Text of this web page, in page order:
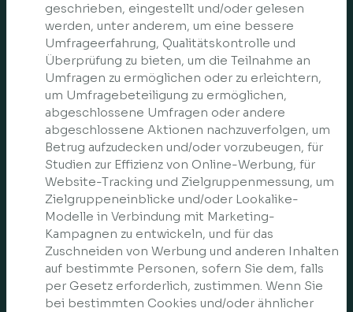
geschrieben, eingestellt und/oder gelesen
werden, unter anderem, um eine bessere
Umfrageerfahrung, Qualitätskontrolle und
Überprüfung zu bieten, um die Teilnahme an
Umfragen zu ermöglichen oder zu erleichtern,
um Umfragebeteiligung zu ermöglichen,
abgeschlossene Umfragen oder andere
abgeschlossene Aktionen nachzuverfolgen, um
Betrug aufzudecken und/oder vorzubeugen, für
Studien zur Effizienz von Online-Werbung, für
Website-Tracking und Zielgruppenmessung, um
Zielgruppeneinblicke und/oder Lookalike-
Modelle in Verbindung mit Marketing-
Kampagnen zu entwickeln, und für das
Zuschneiden von Werbung und anderen Inhalten
auf bestimmte Personen, sofern Sie dem, falls
per Gesetz erforderlich, zustimmen. Wenn Sie
bei bestimmten Cookies und/oder ähnlicher